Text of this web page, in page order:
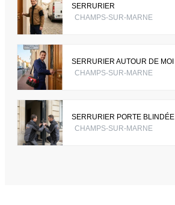
SERRURIER
CHAMPS-SUR-MARNE
SERRURIER AUTOUR DE MOI
CHAMPS-SUR-MARNE
SERRURIER PORTE BLINDÉE
CHAMPS-SUR-MARNE